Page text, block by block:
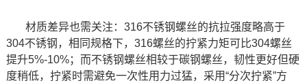
材质差异也需关注：316不锈钢螺丝的抗拉强度略高于
304不锈钢，相同规格下，316螺丝的拧紧力矩可比304螺丝
提升5%-10%；而不锈钢螺丝相较于碳钢螺丝，韧性更好但硬
度稍低，拧紧时需避免一次性用力过猛，采用“分次拧紧”方